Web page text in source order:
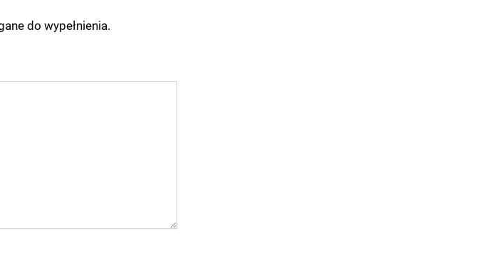
do wypełnienia.